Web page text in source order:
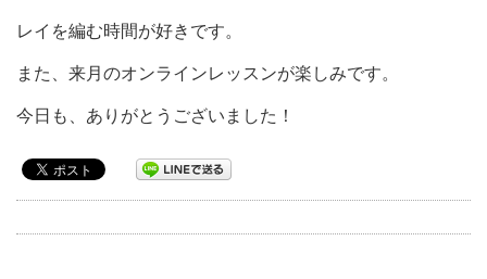
レイを編む時間が好きです。
また、来月のオンラインレッスンが楽しみです。
今日も、ありがとうございました！